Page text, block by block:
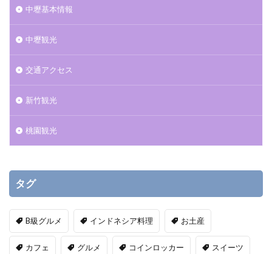
中壢基本情報
中壢観光
交通アクセス
新竹観光
桃園観光
タグ
B級グルメ インドネシア料理 お土産
カフェ グルメ コインロッカー スイーツ